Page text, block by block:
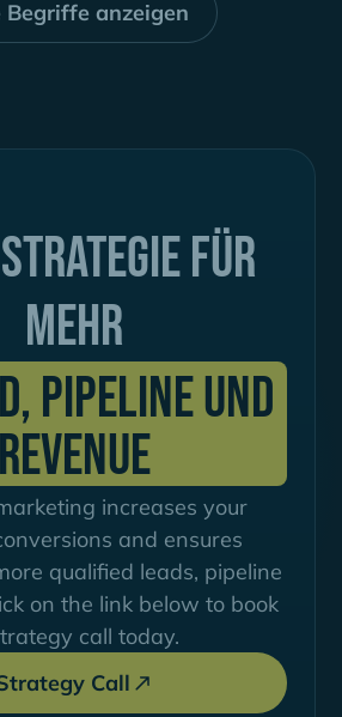
Begriffe anzeigen
Strategie für
mehr
Pipeline und
Revenue
increases your
and ensures
qualified leads, pipeline
on the link below to book
call today.
Call